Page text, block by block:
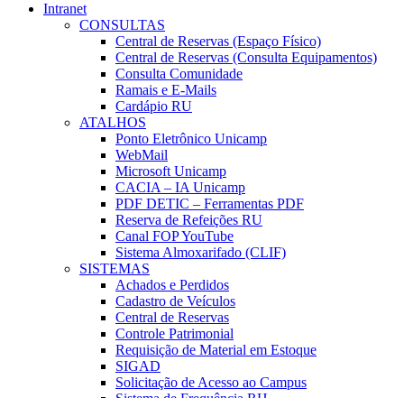
Intranet
CONSULTAS
Central de Reservas (Espaço Físico)
Central de Reservas (Consulta Equipamentos)
Consulta Comunidade
Ramais e E-Mails
Cardápio RU
ATALHOS
Ponto Eletrônico Unicamp
WebMail
Microsoft Unicamp
CACIA – IA Unicamp
PDF DETIC – Ferramentas PDF
Reserva de Refeições RU
Canal FOP YouTube
Sistema Almoxarifado (CLIF)
SISTEMAS
Achados e Perdidos
Cadastro de Veículos
Central de Reservas
Controle Patrimonial
Requisição de Material em Estoque
SIGAD
Solicitação de Acesso ao Campus